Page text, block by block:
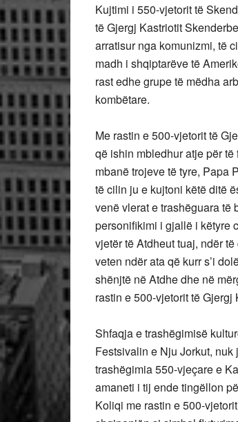
Kujtimi i 550-vjetorit të
të Gjergj Kastriotit
arratisur nga komunizmi, të
madh i shqiptarëve të
rast edhe grupe të mëdha
kombëtare.
Me rastin e 500-vjetorit të
që ishin mbledhur atje për
mbanë trojeve të tyre, Papa
të cilin ju e kujtoni këtë ditë
venë vlerat e trashëguara
personifikimi i gjallë i këtyre
vjetër të Atdheut tuaj, ndër
veten ndër ata që kurr s’i
shënjtë në Atdhe dhe në
rastin e 500-vjetorit të
Shfaqja e trashëgimisë
Festsivalin e Nju Jorkut,
trashëgimia 550-vjeçare e
amaneti i tij ende tingëllon
Koliqi me rastin e 500-